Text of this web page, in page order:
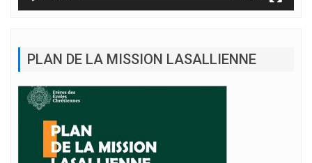
PLAN DE LA MISSION LASALLIENNE